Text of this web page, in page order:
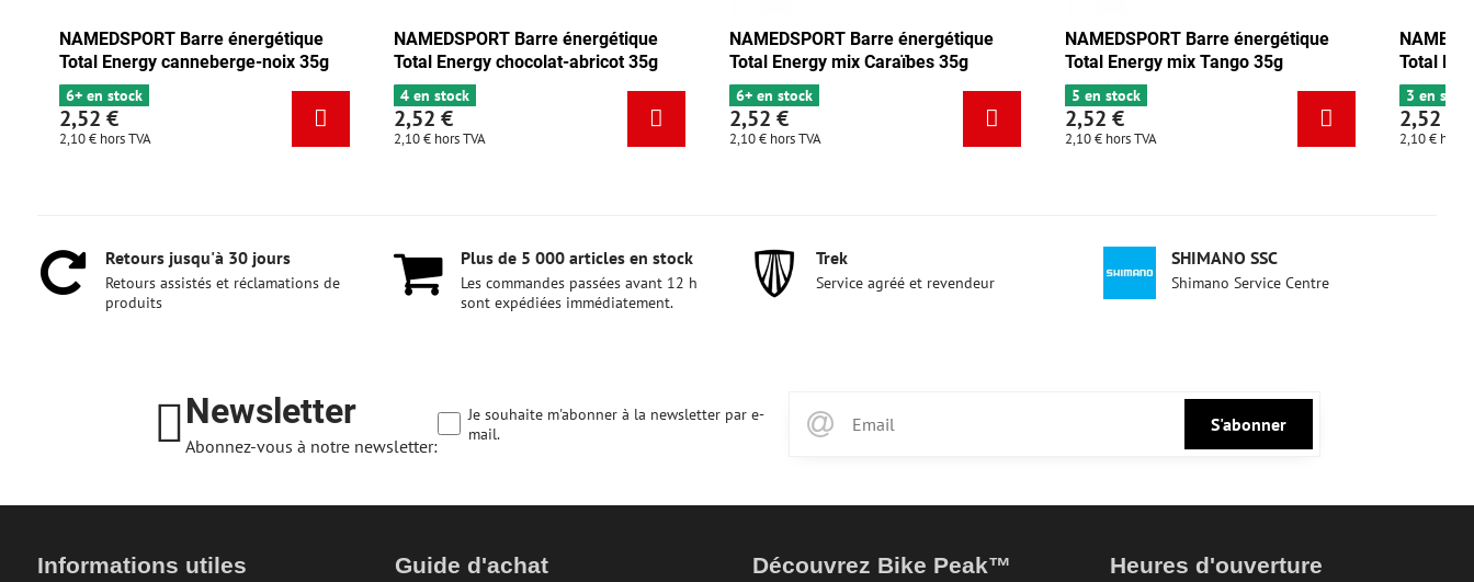
noix 35g
NAMEDSPORT Barre énergétique
Total Energy chocolat-abricot 35g
2,10 €
NAMEDSPORT Barre énergétique
Total Energy mix Caraïbes 35g
2,10 €
NAMEDSPORT Barre énergétique
Total Energy mix Tango 35g
2,10 €
NAMEDSPORT Barre énergétique
Total Energy pistache 35g
2,10 €
Retours jusqu'à 30 jours
Retours assistés et réclamations de
produits
Plus de 5 000 articles en stock
Les commandes passées avant 12 h
sont expédiées immédiatement.
Trek
Service agréé et revendeur
SHIMANO SSC
Shimano Service Centre
Newsletter
Abonnez-vous à notre newsletter:
S'abonner
Je souhaite m'abonner à la newsletter par e-
mail.
Informations utiles Guide d'achat Découvrez Bike Peak™ Heures d'ouverture